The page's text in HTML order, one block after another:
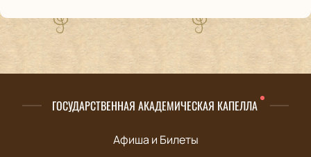
ГОСУДАРСТВЕННАЯ АКАДЕМИЧЕСКАЯ КАПЕЛЛА
Афиша и Билеты